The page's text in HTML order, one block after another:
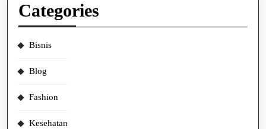
Categories
Bisnis
Blog
Fashion
Kesehatan